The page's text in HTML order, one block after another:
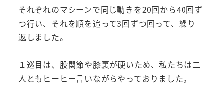
それぞれのマシーンで同じ動きを20回から40回ず
つ行い、それを順を追って3回ずつ回って、繰り
返しました。
１巡目は、股関節や膝裏が硬いため、私たちは二
人ともヒーヒー言いながらやっておりました。